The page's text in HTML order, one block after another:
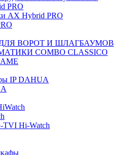
PRO
AX Hybrid PRO
ВОРОТ И ШЛАГБАУМОВ
COMBO CLASSICO
IP DAHUA
TVI Hi-Watch